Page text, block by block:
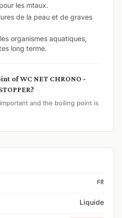
les mtaux.
de la peau et de graves
organismes aquatiques,
long terme.
of WC NET CHRONO -
and the boiling point is
FR
Liquide